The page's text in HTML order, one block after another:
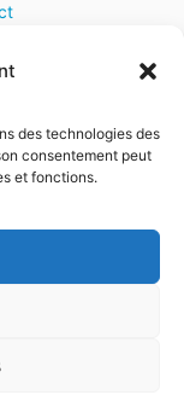
des technologies des
consentement peut
et fonctions.
légales